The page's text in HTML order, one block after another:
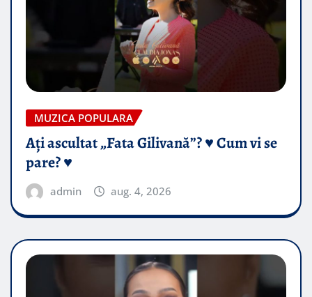
MUZICA POPULARA
Ați ascultat „Fata Gilivană”? ♥️ Cum vi se
pare? ♥️
admin aug. 4, 2026